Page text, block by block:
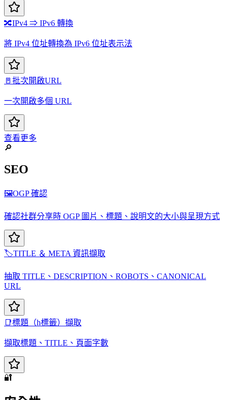
🔀IPv4 ⇒ IPv6 轉換
將 IPv4 位址轉換為 IPv6 位址表示法
🚪 批次開啟URL
一次開啟多個 URL
查看更多
🔎
SEO
🖼️OGP 確認
確認社群分享時 OGP 圖片、標題、說明文的大小與呈現方式
🏷️TITLE ＆ META 資訊擷取
抽取 TITLE、DESCRIPTION、ROBOTS、CANONICAL
URL
📑標題（h標籤）擷取
擷取標題、TITLE、頁面字數
🔐